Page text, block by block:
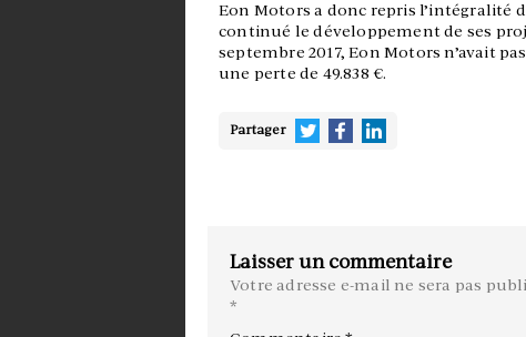
Eon Motors a donc repris l’intégralité
continué le développement de ses
septembre 2017, Eon Motors n’avait
une perte de 49.838 €.
Partager
Laisser un commentaire
Votre adresse e-mail ne sera pas
*